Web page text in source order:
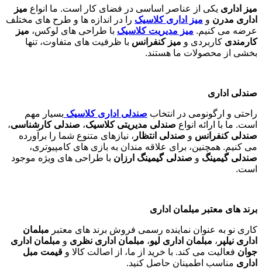
میز اداری یکی از عناصر اساسی در فضای کار است. ما انواع میز
اداری مدرن و میز اداری کلاسیک را در اندازه ها و طرح های مختلف
عرضه می کنیم. میز مدیریت کلاسیک با طراحی های لوکس، میز
کارمندی کاربردی و میز کنفرانس با ظرفیت های متفاوت، تنها
بخشی از محصولات ما هستند.
صندلی اداری
راحتی و ارگونومی در انتخاب صندلی اداری کلاسیک بسیار مهم
است. ما با ارائه انواع صندلی مدیریتی کلاسیک، صندلی کارشناسی،
صندلی کنفرانس و صندلی انتظار ، نیازهای متنوع شما را برآورده
می کنیم. همچنین، برای علاقه مندان به بازی های کامپیوتری،
صندلی گیمینگ و صندلی گیمینگ ارزان با طراحی های ویژه موجود
است.
برند های معتبر مبلمان اداری
کاری نو به عنوان نماینده رسمی فروش برند های معتبر مبلمان
اداری نیلپر ، مبلمان اداری لیو، مبلمان اداری نظری و مبلمان اداری
جوان فعالیت می کند. با خرید از ما، از اصالت کالا و قیمت مبل
اداری مناسب اطمینان حاصل کنید.